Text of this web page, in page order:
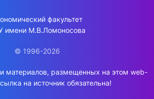
факультет
имени М.В.Ломоносова
© 1996-2026
материалов, размещенных на этом web-
на источник обязательна!